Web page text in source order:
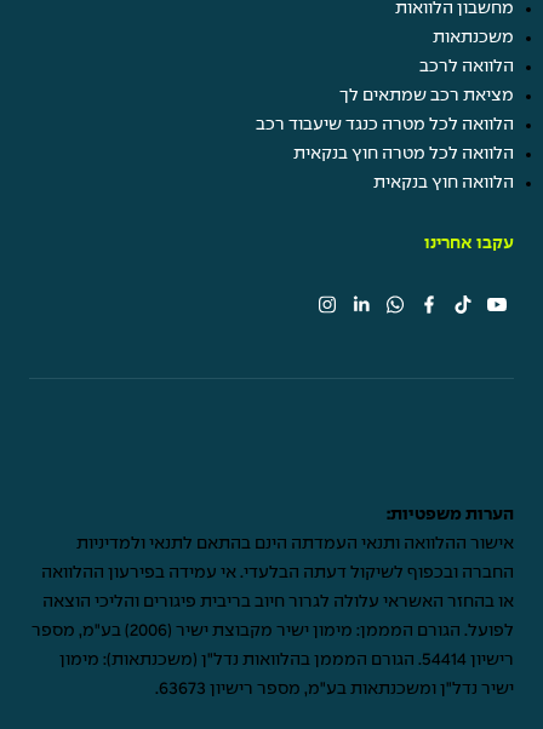
מחשבון הלוואות
משכנתאות
הלוואה לרכב
מציאת רכב שמתאים לך
הלוואה לכל מטרה כנגד שיעבוד רכב
הלוואה לכל מטרה חוץ בנקאית
הלוואה חוץ בנקאית
עקבו אחרינו
הערות משפטיות:
אישור ההלוואה ותנאי העמדתה הינם בהתאם לתנאי ולמדיניות
החברה ובכפוף לשיקול דעתה הבלעדי. אי עמידה בפירעון ההלוואה
או בהחזר האשראי עלולה לגרור חיוב בריבית פיגורים והליכי הוצאה
לפועל. הגורם המממן: מימון ישיר מקבוצת ישיר (2006) בע"מ, מספר
רישיון 54414. הגורם המממן בהלוואות נדל"ן (משכנתאות): מימון
ישיר נדל"ן ומשכנתאות בע"מ, מספר רישיון 63673.